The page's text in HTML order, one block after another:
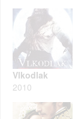
Vlkodlak
2010